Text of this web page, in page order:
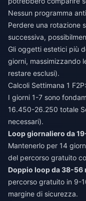
Nessun programma
Perdere una rotazione
successiva,
Gli oggetti estetici più
giorni, massimizzando
restare esclusi).
Calcoli Settimana 1
I giorni 1-7 sono
16.450-26.250 totale
necessari).
Loop giornaliero da
Mantenerlo per 14
del percorso gratuito
Doppio loop da 38-56
percorso gratuito in 9-
margine di sicurezza.